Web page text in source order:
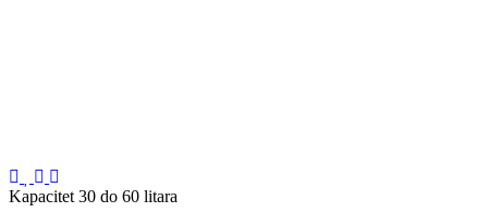
Kapacitet 30 do 60 litara